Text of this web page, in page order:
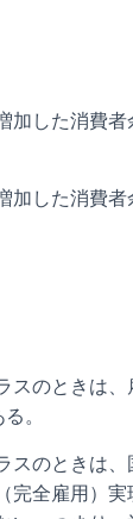
加した消費
加した消費
スのときは
。
スのときは
完全雇用）